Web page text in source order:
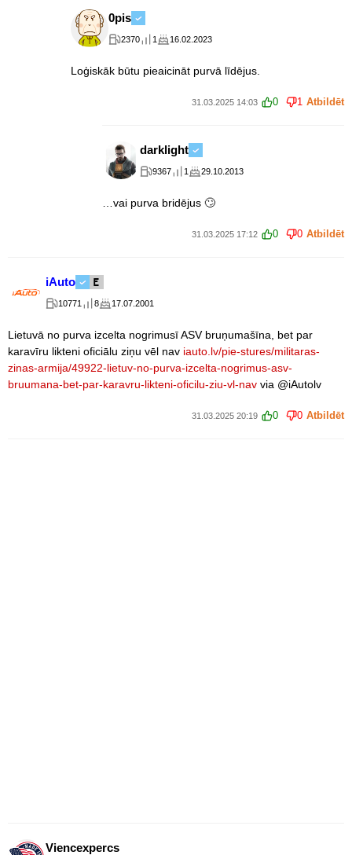
0pis
2370 1 16.02.2023
Loģiskāk būtu pieaicināt purvā līdējus.
31.03.2025 14:03 0 1 Atbildēt
darklight
9367 1 29.10.2013
…vai purva bridējus 🙄
31.03.2025 17:12 0 0 Atbildēt
iAuto
10771 8 17.07.2001
Lietuvā no purva izcelta nogrimusī ASV bruņumašīna, bet par
karavīru likteni oficiālu ziņu vēl nav iauto.lv/pie-stures/militaras-
zinas-armija/49922-lietuv-no-purva-izcelta-nogrimus-asv-
bruumana-bet-par-karavru-likteni-oficilu-ziu-vl-nav via @iAutolv
31.03.2025 20:19 0 0 Atbildēt
Viencexpercs